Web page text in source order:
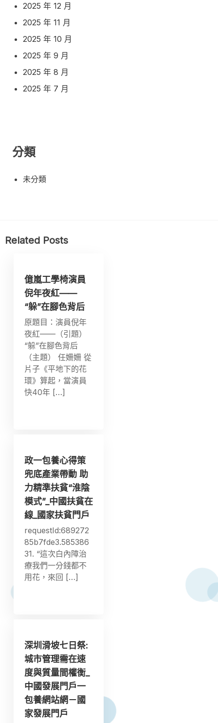
2025 年 12 月
2025 年 11 月
2025 年 10 月
2025 年 9 月
2025 年 8 月
2025 年 7 月
分類
未分類
Related Posts
億嵐工學椅演員
倪年夜紅——
“躲”在腳色背后
原題目：演員倪年
夜紅——（引題）
“躲”在腳色背后
（主題） 任姍姍 從
片子《平地下的花
環》算起，當演員
快40年 […]
政一包養心得策
兜底產業帶動 助
力精準扶貧“淮陰
模式”_中國扶貧在
線_國家扶貧門戶
requestId:689272
85b7fde3.585386
31. “這次白內障治
療我們一分錢都不
用花，來回 […]
深圳滑坡七日祭:
城市管理需在速
度與質量間權衡_
中國發展門戶一
包養網站網－國
家發展門戶